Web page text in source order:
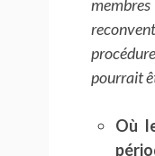
pourrait
Où